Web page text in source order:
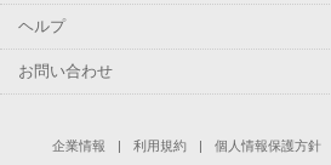
ヘルプ
お問い合わせ
企業情報 利用規約 個人情報保護方針